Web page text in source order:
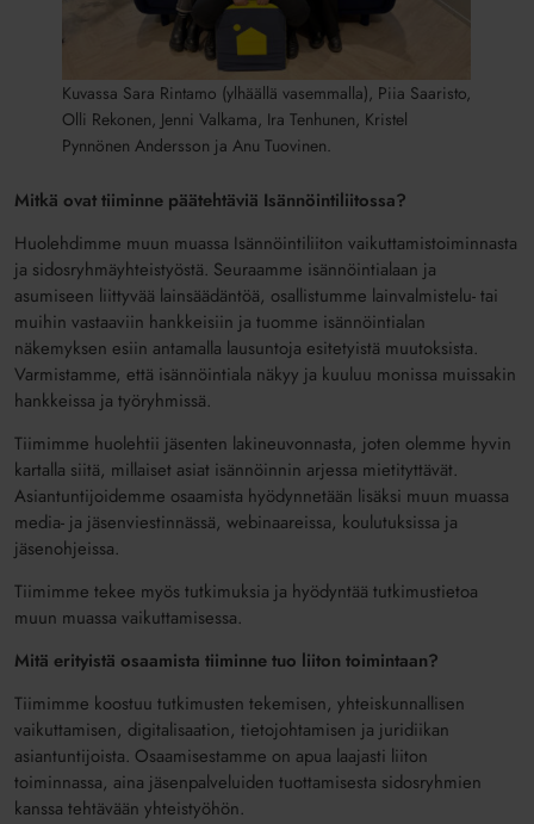
Kuvassa Sara Rintamo (ylhäällä vasemmalla), Piia Saaristo,
Olli Rekonen, Jenni Valkama, Ira Tenhunen, Kristel
Pynnönen Andersson ja Anu Tuovinen.
Mitkä ovat tiiminne päätehtäviä Isännöintiliitossa?
Huolehdimme muun muassa Isännöintiliiton vaikuttamistoiminnasta
ja sidosryhmäyhteistyöstä. Seuraamme isännöintialaan ja
asumiseen liittyvää lainsäädäntöä, osallistumme lainvalmistelu- tai
muihin vastaaviin hankkeisiin ja tuomme isännöintialan
näkemyksen esiin antamalla lausuntoja esitetyistä muutoksista.
Varmistamme, että isännöintiala näkyy ja kuuluu monissa muissakin
hankkeissa ja työryhmissä.
Tiimimme huolehtii jäsenten lakineuvonnasta, joten olemme hyvin
kartalla siitä, millaiset asiat isännöinnin arjessa mietityttävät.
Asiantuntijoidemme osaamista hyödynnetään lisäksi muun muassa
media- ja jäsenviestinnässä, webinaareissa, koulutuksissa ja
jäsenohjeissa.
Tiimimme tekee myös tutkimuksia ja hyödyntää tutkimustietoa
muun muassa vaikuttamisessa.
Mitä erityistä osaamista tiiminne tuo liiton toimintaan?
Tiimimme koostuu tutkimusten tekemisen, yhteiskunnallisen
vaikuttamisen, digitalisaation, tietojohtamisen ja juridiikan
asiantuntijoista. Osaamisestamme on apua laajasti liiton
toiminnassa, aina jäsenpalveluiden tuottamisesta sidosryhmien
kanssa tehtävään yhteistyöhön.